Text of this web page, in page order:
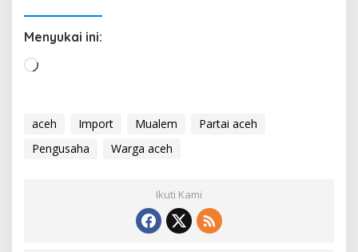
Menyukai ini:
u
t
aceh Import Mualem
Partai aceh
Pengusaha
Warga aceh
Ikuti Kami